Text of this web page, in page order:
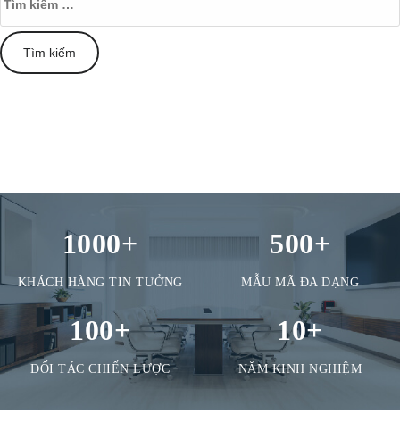
CÔNG
TRÌNH
MÀU
Q.
kiếm
cho:
1000+
KHÁCH HÀNG TIN TƯỞNG
500+
MẪU MÃ ĐA DẠNG
100+
ĐỐI TÁC CHIẾN LƯỢC
10+
NĂM KINH NGHIỆM